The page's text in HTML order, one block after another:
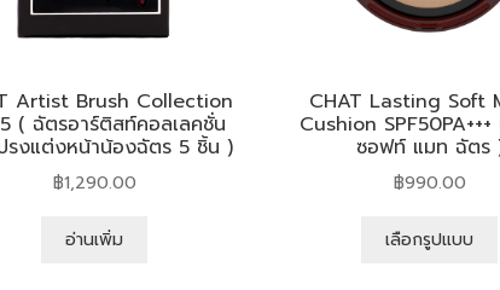
Artist Brush Collection
( ฉัตรอาร์ติสท์คอลเลคชั่น
รงแต่งหน้าน้องฉัตร 5 ชิ้น )
฿1,290.00
อ่านเพิ่ม
CHAT Lasting Soft
Cushion
ซอฟท์ แมท ฉัตร
฿990.00
เลือกรูปแบบ